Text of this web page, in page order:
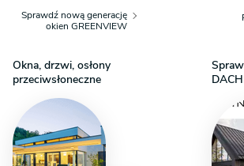
Sprawdź nową generację
okien GREENVIEW
Okna, drzwi, osłony
przeciwsłoneczne